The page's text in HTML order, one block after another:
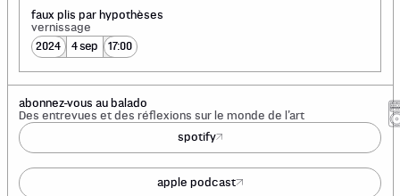
2024 4 sep 17:00
faux plis par hypothèses
vernissage
abonnez-vous au balado
Des entrevues et des réflexions sur le monde de l’art
spotify
apple podcast